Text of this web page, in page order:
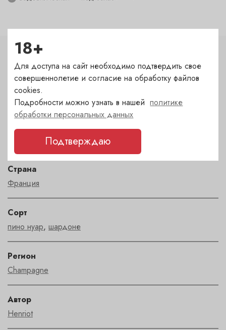
Характеристики
Цвет
розовый
Страна
Франция
Сорт
пино нуар, шардоне
Регион
Champagne
Автор
Henriot
18+
Для доступа на сайт необходимо подтвердить свое
совершеннолетие и согласие на обработку файлов
cookies.
Подробности можно узнать в нашейполитике
обработки персональных данных
Подтверждаю